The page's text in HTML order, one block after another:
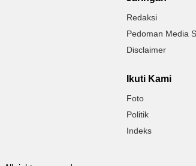
Redaksi
Pedoman Media
Disclaimer
Ikuti Kami
Foto
Politik
Indeks